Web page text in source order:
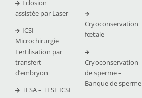
Éclosion
assistée par Laser
ICSI –
Microchirurgie
Fertilisation par
transfert
d’embryon
TESA – TESE ICSI
Cryoconservation
fœtale
Cryoconservation
de sperme –
Banque de sperme